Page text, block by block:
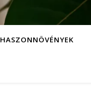
HASZONNÖVÉNYEK